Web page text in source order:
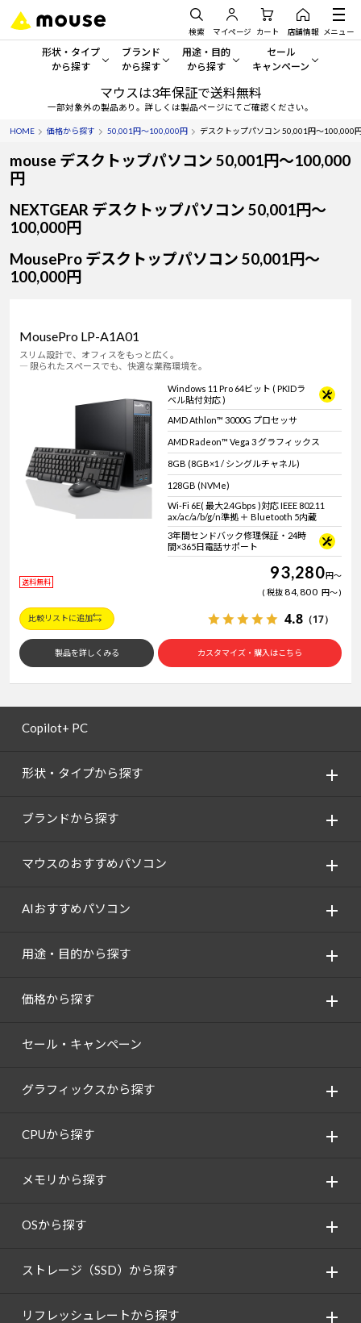
検索 マイページ カート 店舗情報 メニュー
形状・タイプ
から探す
形状・タイプから探す をすべてみる
デスクトップPC
タブレット
サーバー
ディスプレイ
Windows 11 |Copilot+ PC
ブランド
から探す
mouse
G TUNE
DAIV
MousePro
Windows 11
用途・目的
から探す
一般向けパソコン
ゲーミングPC・ゲーム向けパソコン
ビジネス向けパソコン
学習向けパソコン
Windows 11
セール
キャンペーン
セール・キャンペー
期間限定セール
すべて新品の旧モデル製品
今イチオシのパソコンをピ
マウスは3年保証で送料無料
一部対象外の製品あり。詳しくは製品ページにてご確認ください。
HOME 価格から探す 50,001円～100,000円 デスクトップパソコン 50,001円～100,000
mouse デスクトップパソコン 50,001円～100,000
円
NEXTGEAR デスクトップパソコン 50,001円～
100,000円
MousePro デスクトップパソコン 50,001円～
100,000円
MousePro LP-A1A01
スリム設計で、オフィスをもっと広く。
― 限られたスペースでも、快適な業務環境を。
Windows 11 Pro 64ビット ( PKIDラ
ベル貼付対応 )
AMD Athlon™ 3000G プロセッサ
AMD Radeon™ Vega 3 グラフィックス
8GB (8GB×1 / シングルチャネル)
128GB (NVMe)
Wi-Fi 6E( 最大2.4Gbps )対応 IEEE 802.11
ax/ac/a/b/g/n準拠 ＋ Bluetooth 5内蔵
3年間センドバック修理保証・24時
間×365日電話サポート
送料無料 93,280円～
税抜84,800 円～
比較リストに追加 4.8 （17）
製品を詳しくみる カスタマイズ・購入はこちら
Copilot+ PC
形状・タイプから探す
ブランドから探す
マウスのおすすめパソコン
AIおすすめパソコン
用途・目的から探す
価格から探す
セール・キャンペーン
グラフィックスから探す
CPUから探す
メモリから探す
OSから探す
ストレージ（SSD）から探す
リフレッシュレートから探す